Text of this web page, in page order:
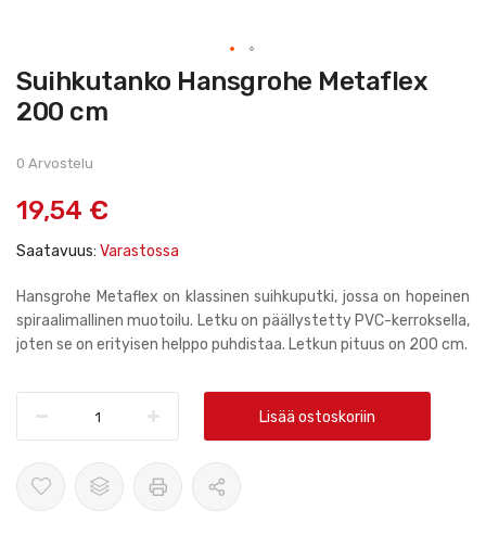
Skip
to
the
beginning
images
Suihkutanko Hansgrohe Metaflex
200 cm
0 Arvostelu
19,54 €
Saatavuus: Varastossa
Hansgrohe Metaflex on klassinen suihkuputki, jossa on hopeinen
spiraalimallinen muotoilu. Letku on päällystetty PVC-kerroksella,
joten se on erityisen helppo puhdistaa. Letkun pituus on 200 cm.
Lisää ostoskoriin